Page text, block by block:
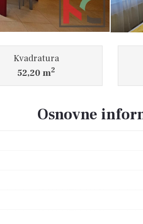
Kvadratura
52,20 m2
Osnovne